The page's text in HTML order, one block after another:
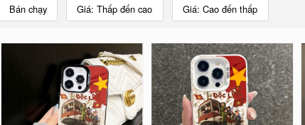
Bán chạy Giá: Thấp đến cao Giá: Cao đến thấp